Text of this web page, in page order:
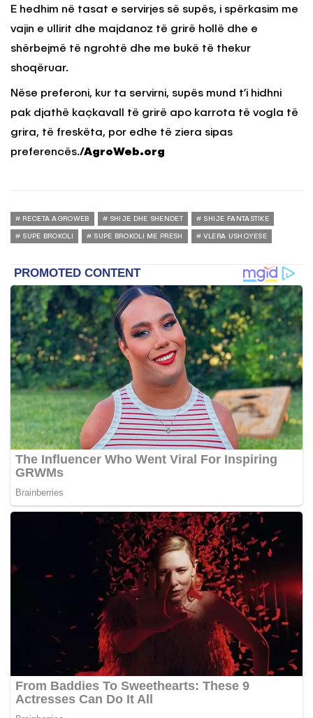
E hedhim në tasat e servirjes së supës, i spërkasim me
vajin e ullirit dhe majdanoz të grirë hollë dhe e
shërbejmë të ngrohtë dhe me bukë të thekur
shoqëruar.
Nëse preferoni, kur ta servirni, supës mund t’i hidhni
pak djathë kaçkavall të grirë apo karrota të vogla të
grira, të freskëta, por edhe të ziera sipas
preferencës./AgroWeb.org
RECETA AGROWEB SHIJE DHE SHENDET SHIJE FANTASTIKE
SUPE BROKOLI SUPE BROKOLI ME PRESH VLERA USHQYESE